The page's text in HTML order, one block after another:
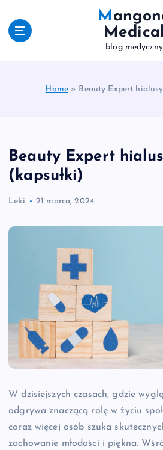
Mangone
Medical
blog medyczny
Home » Beauty Expert
Beauty Expert
(kapsułki)
Leki 21 marca, 2024
W dzisiejszych czasach, gdzie
odgrywa znaczącą rolę w życiu
coraz więcej osób szuka
zachowanie młodości i piękna.